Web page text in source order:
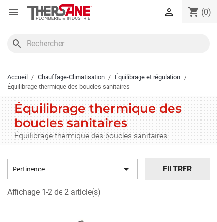
Panneau de gestion des cookies
 shopping_cart (0)

search
Accueil Chauffage-Climatisation
Équilibrage et régulation
Équilibrage thermique des boucles sanitaires
Équilibrage thermique des
boucles sanitaires
Équilibrage thermique des boucles sanitaires
Pertinence  FILTRER
Affichage 1-2 de 2 article(s)